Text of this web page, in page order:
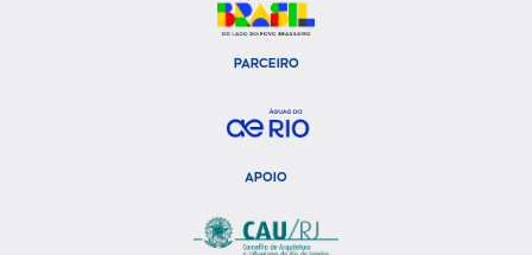
PARCEIRO
APOIO